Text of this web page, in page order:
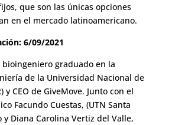
que son las únicas opciones
en el mercado latinoamericano.
6/09/2021
graduado en la
de la Universidad Nacional de
y CEO de GiveMove. Junto con el
Facundo Cuestas, (UTN Santa
y Diana Carolina Vertiz del Valle,